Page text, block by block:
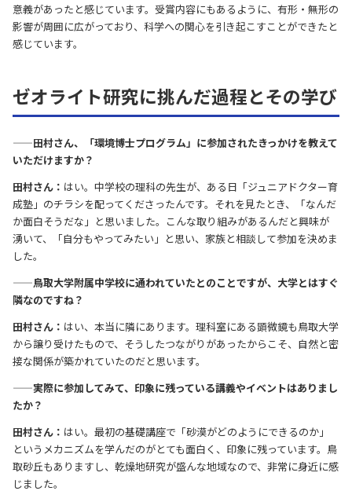
意義があったと感じています。受賞内容にもあるように、有形・無形の
影響が周囲に広がっており、科学への関心を引き起こすことができたと
感じています。
ゼオライト研究に挑んだ過程とその学び
——田村さん、「環境博士プログラム」に参加されたきっかけを教えて
いただけますか？
田村さん： はい。中学校の理科の先生が、ある日「ジュニアドクター育
成塾」のチラシを配ってくださったんです。それを見たとき、「なんだ
か面白そうだな」と思いました。こんな取り組みがあるんだと興味が
湧いて、「自分もやってみたい」と思い、家族と相談して参加を決めま
した。
——鳥取大学附属中学校に通われていたとのことですが、大学とはすぐ
隣なのですね？
田村さん： はい、本当に隣にあります。理科室にある顕微鏡も鳥取大学
から譲り受けたもので、そうしたつながりがあったからこそ、自然と密
接な関係が築かれていたのだと思います。
——実際に参加してみて、印象に残っている講義やイベントはありまし
たか？
田村さん： はい。最初の基礎講座で「砂漠がどのようにできるのか」
というメカニズムを学んだのがとても面白く、印象に残っています。鳥
取砂丘もありますし、乾燥地研究が盛んな地域なので、非常に身近に感
じました。